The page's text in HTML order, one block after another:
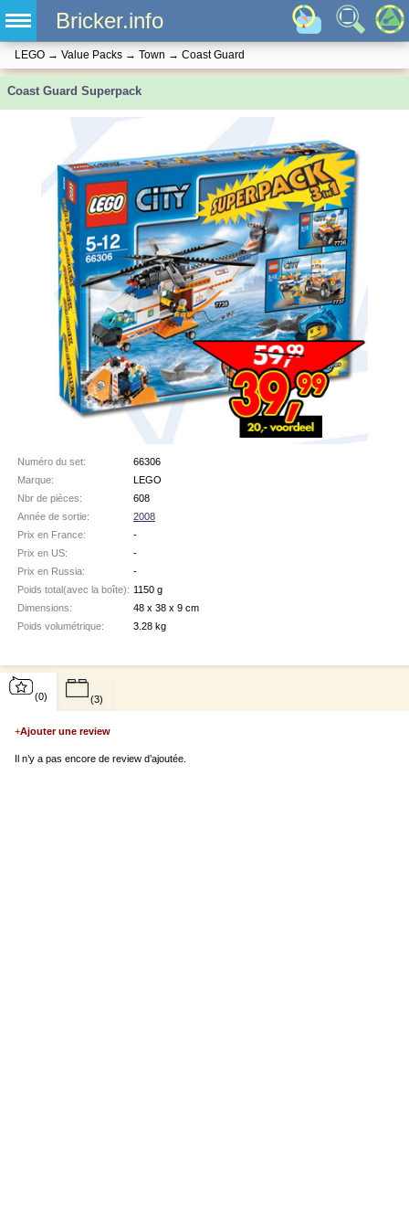
Bricker.info
LEGO → Value Packs → Town → Coast Guard
Coast Guard Superpack
Numéro du set:
66306
Marque:
LEGO
Nbr de pièces:
608
Année de sortie:
2008
Prix en France:
-
Prix en US:
-
Prix en Russia:
-
Poids total(avec la boîte): 1150 g
Dimensions:
48 x 38 x 9 cm
Poids volumétrique:
3.28 kg
(0)
+Ajouter une review
Il n’y a pas encore de review d’ajoutée.
(3)